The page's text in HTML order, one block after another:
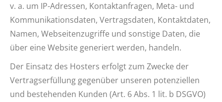
v. a. um IP-Adressen, Kontaktanfragen, Meta- und
Kommunikationsdaten, Vertragsdaten, Kontaktdaten,
Namen, Webseitenzugriffe und sonstige Daten, die
über eine Website generiert werden, handeln.
Der Einsatz des Hosters erfolgt zum Zwecke der
Vertragserfüllung gegenüber unseren potenziellen
und bestehenden Kunden (Art. 6 Abs. 1 lit. b DSGVO)